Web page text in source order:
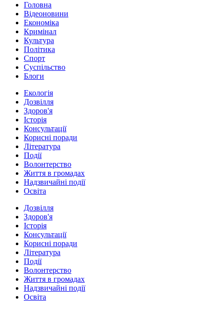
Головна
Відеоновини
Економіка
Кримінал
Культура
Політика
Спорт
Суспільство
Блоги
Екологія
Дозвілля
Здоров'я
Історія
Консультації
Корисні поради
Література
Події
Волонтерство
Життя в громадах
Надзвичайні події
Освіта
Дозвілля
Здоров'я
Історія
Консультації
Корисні поради
Література
Події
Волонтерство
Життя в громадах
Надзвичайні події
Освіта